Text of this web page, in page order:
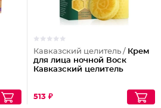
Кавказский целитель / Крем
для лица ночной Воск
Кавказский целитель
513 ₽